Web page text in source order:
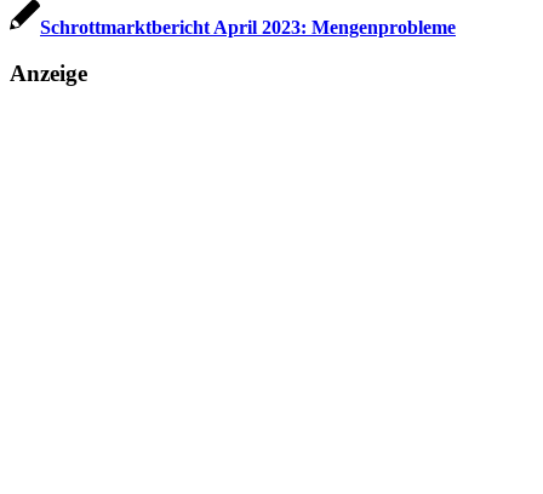
Schrottmarktbericht April 2023: Mengenprobleme
Anzeige